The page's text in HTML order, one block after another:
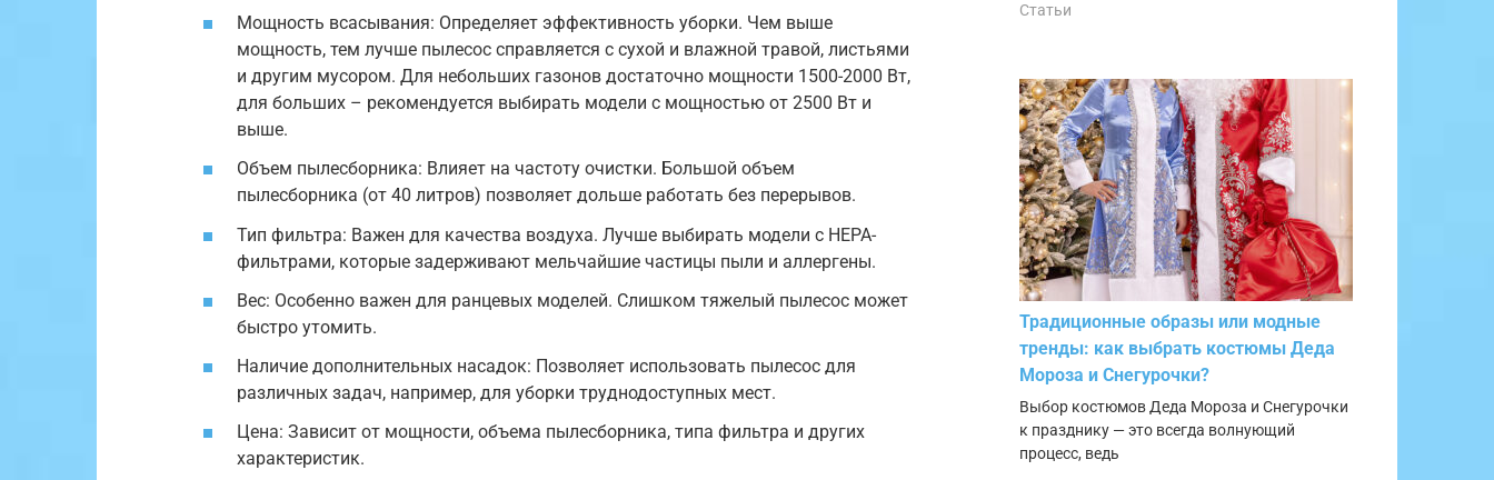
Мощность всасывания: Определяет эффективность уборки. Чем выше
мощность, тем лучше пылесос справляется с сухой и влажной травой, листьями
и другим мусором. Для небольших газонов достаточно мощности 1500-2000 Вт,
для больших – рекомендуется выбирать модели с мощностью от 2500 Вт и
выше.
Объем пылесборника: Влияет на частоту очистки. Большой объем
пылесборника (от 40 литров) позволяет дольше работать без перерывов.
Тип фильтра: Важен для качества воздуха. Лучше выбирать модели с HEPA-
фильтрами, которые задерживают мельчайшие частицы пыли и аллергены.
Вес: Особенно важен для ранцевых моделей. Слишком тяжелый пылесос может
быстро утомить.
Наличие дополнительных насадок: Позволяет использовать пылесос для
различных задач, например, для уборки труднодоступных мест.
Цена: Зависит от мощности, объема пылесборника, типа фильтра и других
характеристик.
Статьи
Традиционные образы или модные
тренды: как выбрать костюмы Деда
Мороза и Снегурочки?
Выбор костюмов Деда Мороза и Снегурочки
к празднику — это всегда волнующий
процесс, ведь